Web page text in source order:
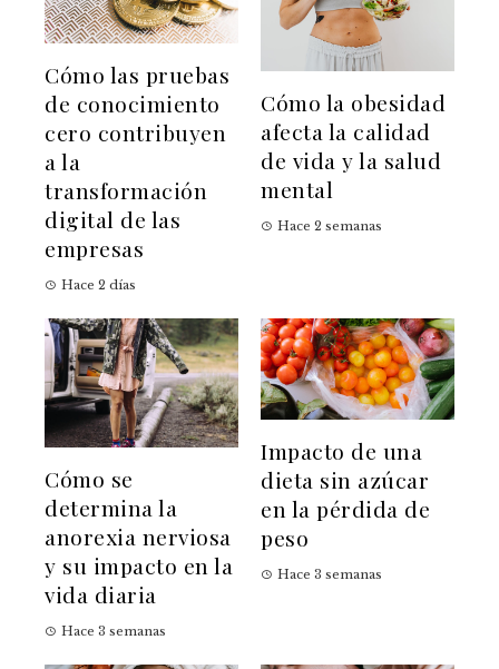
Cómo las pruebas
de conocimiento
cero contribuyen
a la
transformación
digital de las
empresas
Hace 2 días
Cómo la obesidad
afecta la calidad
de vida y la salud
mental
Hace 2 semanas
Cómo se
determina la
anorexia nerviosa
y su impacto en la
vida diaria
Hace 3 semanas
Impacto de una
dieta sin azúcar
en la pérdida de
peso
Hace 3 semanas